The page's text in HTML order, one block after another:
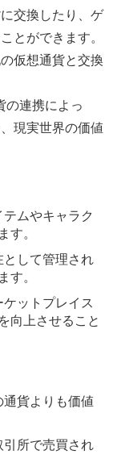
交換したり、ゲ
とができます。
仮想通貨と交換
の連携によっ
現実世界の価値
ムやキャラク
す。
して管理され
す。
ットプレイス
向上させること
貨よりも価値
引所で売買され